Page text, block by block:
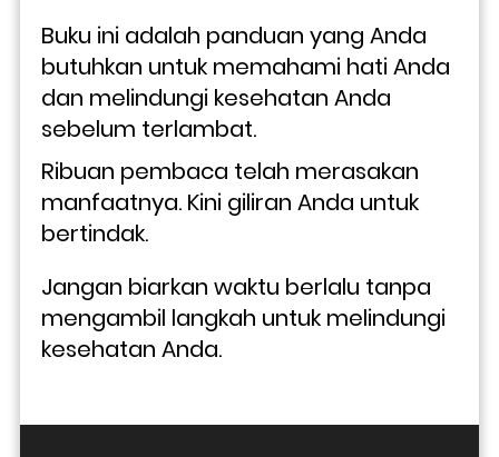
Buku ini adalah panduan yang Anda
butuhkan untuk memahami hati Anda
dan melindungi kesehatan Anda
sebelum terlambat.
Ribuan pembaca telah merasakan
manfaatnya. Kini giliran Anda untuk
bertindak.
Jangan biarkan waktu berlalu tanpa
mengambil langkah untuk melindungi
kesehatan Anda.